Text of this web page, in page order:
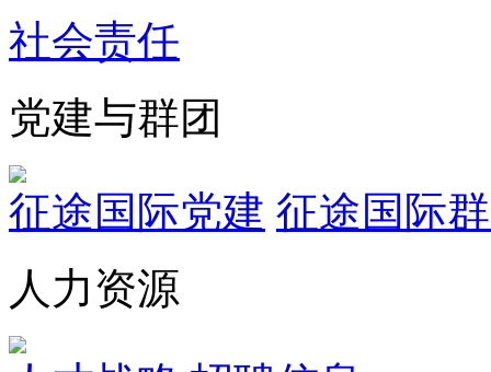
社会责任
党建与群团
征途国际党建 征途国际
人力资源